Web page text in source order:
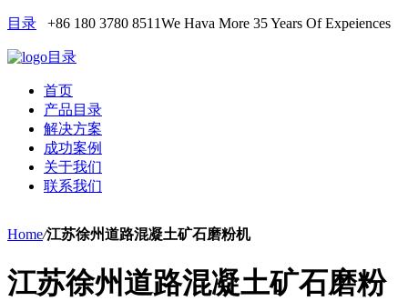
目录 +86 180 3780 8511We Hava More 35 Years Of Expeiences
目录
首页
产品目录
解决方案
成功案例
关于我们
联系我们
Home/江苏徐州道路混凝土矿石磨粉机
江苏徐州道路混凝土矿石磨粉